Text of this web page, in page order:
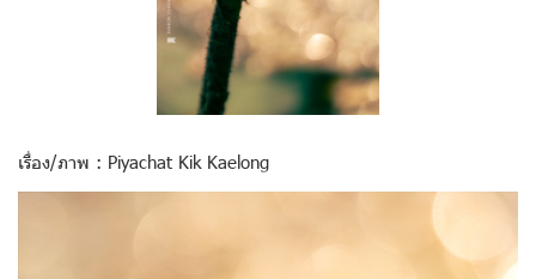
เรื่อง/ภาพ : Piyachat Kik Kaelong